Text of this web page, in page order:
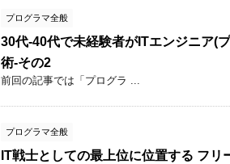
プログラマ全般
30代-40代で未経験者がITエンジニア(
術-その2
前回の記事では「プログラ ...
プログラマ全般
IT戦士としての最上位に位置する フ